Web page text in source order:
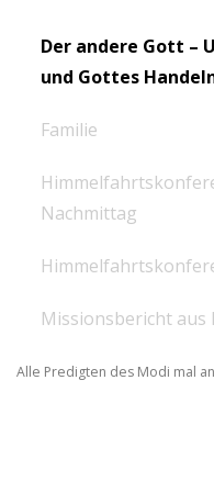
Der andere Gott –
und Gottes
Familie
Nachmittag
Missionsbericht aus
Alle Predigten des Modi mal